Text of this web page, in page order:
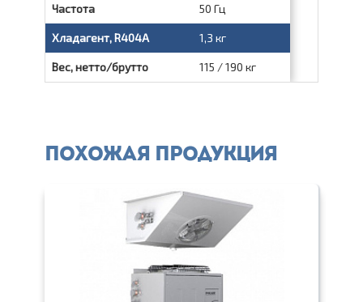
Частота 50 Гц
Хладагент, R404A 1,3 кг
Вес, нетто/брутто 115 / 190 кг
Похожая продукция